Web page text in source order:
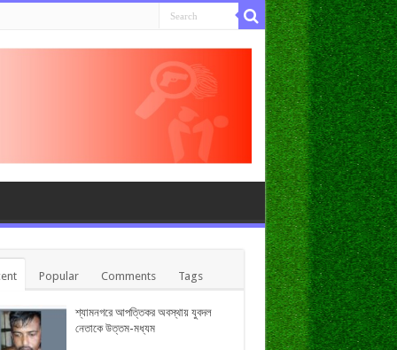
Popular Comments Tags
শ্যামনগরে আপত্তিকর অবস্থায় যুবদল
নেতাকে উত্তম-মধ্যম